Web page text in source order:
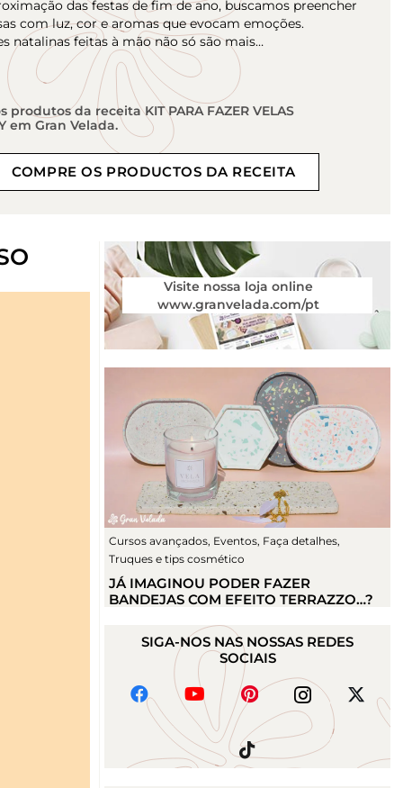
das festas de fim de ano, buscamos preencher
com luz, cor e aromas que evocam emoções.
natalinas feitas à mão não só são mais…
produtos da receita KIT PARA FAZER VELAS
em Gran Velada.
COMPRE OS PRODUCTOS DA RECEITA
Visite nossa loja online
www.granvelada.com/pt
Cursos avançados, Eventos, Faça detalhes,
Truques e tips cosmético
JÁ IMAGINOU PODER FAZER
BANDEJAS COM EFEITO TERRAZZO…?
SIGA-NOS NAS NOSSAS REDES
SOCIAIS